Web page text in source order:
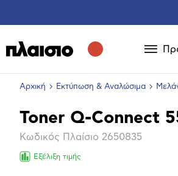
Αρχική Εκτύπωση & Αναλώσιμα
Βασικά
χαρακτηριστικά
Toner Q-Connect
Κωδικός Πλαίσιο 2650835
Εξέλιξη τιμής